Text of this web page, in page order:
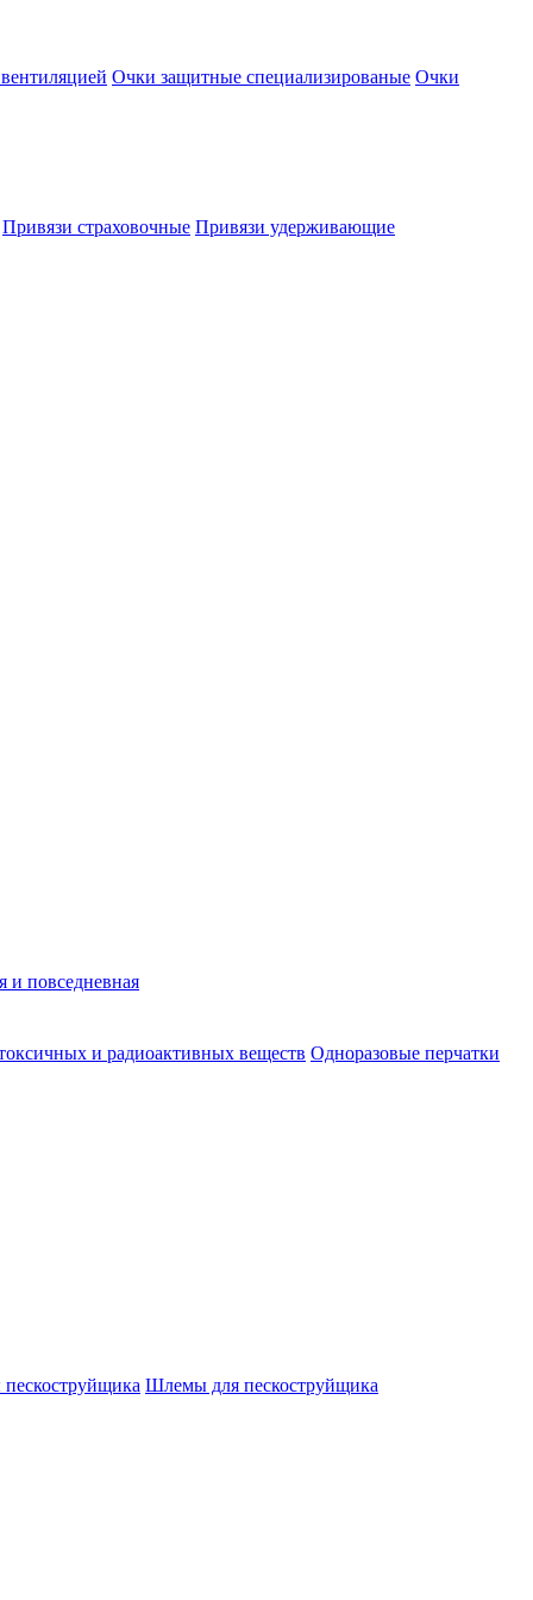
Очки защитные специализированые Очки
Привязи страховочные Привязи удерживающие
и повседневная
и радиоактивных веществ Одноразовые перчатки
Шлемы для пескоструйщика